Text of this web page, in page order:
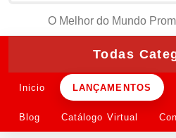
O Melhor do Mundo
Todas
Inicio LANÇAMENTOS
Blog Catálogo Virtual